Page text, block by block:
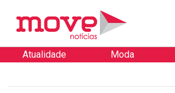
Atualidade Moda